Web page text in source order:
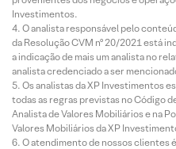
Investimentos.
O analista responsável pelo
da Resolução CVM nº 20/2021 está
a indicação de mais um analista no
analista credenciado a ser
Os analistas da XP Investimentos
todas as regras previstas no Código
Analista de Valores Mobiliários e na
Valores Mobiliários da XP
O atendimento de nossos clientes